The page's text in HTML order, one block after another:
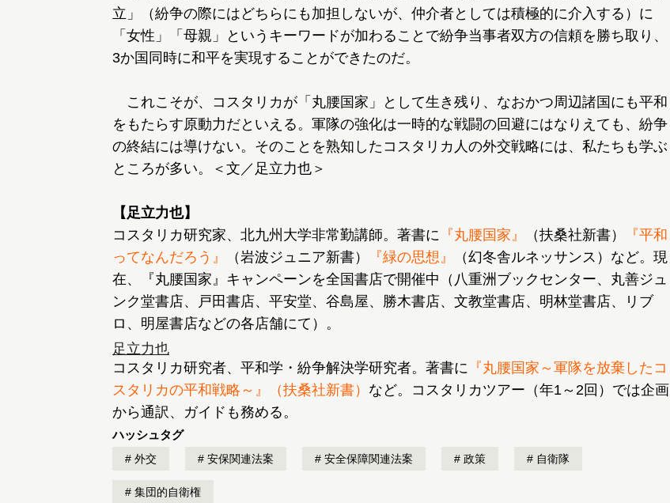
立」（紛争の際にはどちらにも加担しないが、仲介者としては積極的に介入する）に
「女性」「母親」というキーワードが加わることで紛争当事者双方の信頼を勝ち取り、
3か国同時に和平を実現することができたのだ。
これこそが、コスタリカが「丸腰国家」として生き残り、なおかつ周辺諸国にも平和
をもたらす原動力だといえる。軍隊の強化は一時的な戦闘の回避にはなりえても、紛争
の終結には導けない。そのことを熟知したコスタリカ人の外交戦略には、私たちも学ぶ
ところが多い。＜文／足立力也＞
【足立力也】
コスタリカ研究家、北九州大学非常勤講師。著書に 『丸腰国家』 （扶桑社新書）
『平和
ってなんだろう』
（岩波ジュニア新書） 『緑の思想』
（幻冬舎ルネッサンス）など。現
在、『丸腰国家』キャンペーンを全国書店で開催中（八重洲ブックセンター、丸善ジュ
ンク堂書店、戸田書店、平安堂、谷島屋、勝木書店、文教堂書店、明林堂書店、リブ
ロ、明屋書店などの各店舗にて）。
足立力也
コスタリカ研究者、平和学・紛争解決学研究者。著書に 『丸腰国家～軍隊を放棄したコ
スタリカの平和戦略～』（扶桑社新書） など。コスタリカツアー（年1～2回）では企画
から通訳、ガイドも務める。
ハッシュタグ
外交 安保関連法案 安全保障関連法案 政策 自衛隊
集団的自衛権